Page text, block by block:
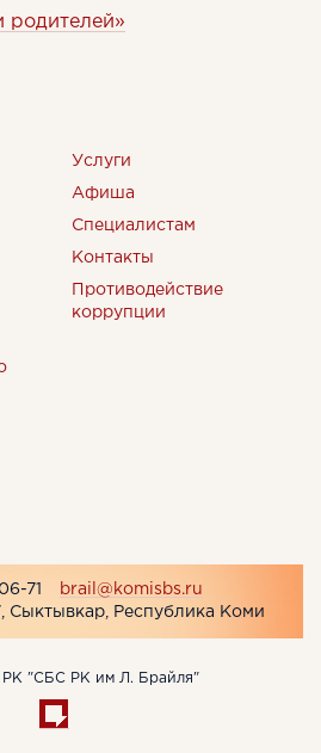
родителей»
Услуги
Афиша
Специалистам
Контакты
Противодействие
коррупции
06-71
brail@komisbs.ru
Сыктывкар, Республика Коми
"СБС РК им Л. Брайля"